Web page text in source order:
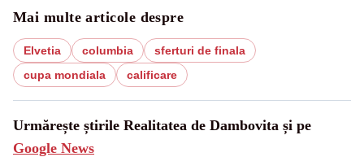
Mai multe articole despre
Elvetia columbia
sferturi de finala
cupa mondiala
calificare
Urmărește știrile Realitatea de Dambovita și pe
Google News